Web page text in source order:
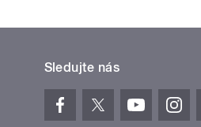
Sledujte nás